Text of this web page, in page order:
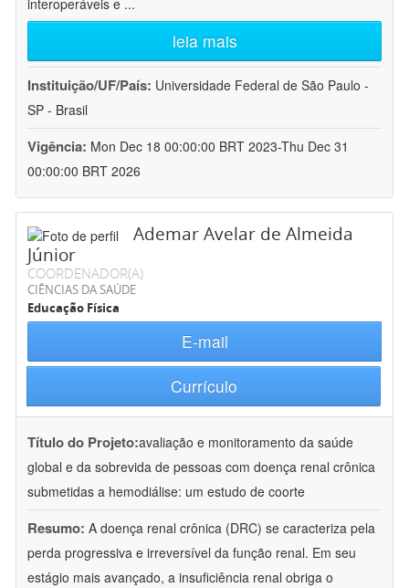
interoperáveis e ...
leia mais
Instituição/UF/País: Universidade Federal de São Paulo -
SP - Brasil
Vigência: Mon Dec 18 00:00:00 BRT 2023-Thu Dec 31
00:00:00 BRT 2026
Ademar Avelar de Almeida
Júnior
COORDENADOR(A)
CIÊNCIAS DA SAÚDE
Educação Física
E-mail
Currículo
Título do Projeto:avaliação e monitoramento da saúde
global e da sobrevida de pessoas com doença renal crônica
submetidas a hemodiálise: um estudo de coorte
Resumo: A doença renal crônica (DRC) se caracteriza pela
perda progressiva e irreversível da função renal. Em seu
estágio mais avançado, a insuficiência renal obriga o